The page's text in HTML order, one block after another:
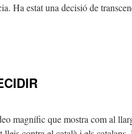
Ha estat una decisió de
magnífic que mostra com al